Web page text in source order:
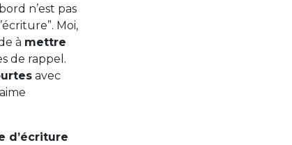
n’est pas
Moi,
à mettre
de rappel.
avec
d’écriture